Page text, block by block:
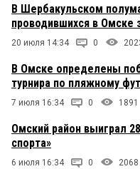
В Шербакульском
проводившихся в Омске
20 июля 14:34 0
В Омске определены
турнира по пляжному
7 июля 16:34 0 1891
Омский район выиграл
спорта»
6 июля 16:34 0 2068